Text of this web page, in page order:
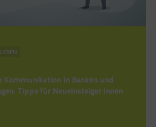
Kommunikation in Banken und
Tipps für Neueinsteiger:innen